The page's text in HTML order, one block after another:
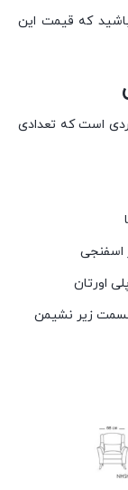
که قیمت این
است که تعدادی
اسفنجی
اورتان
قسمت زیر نشیمن